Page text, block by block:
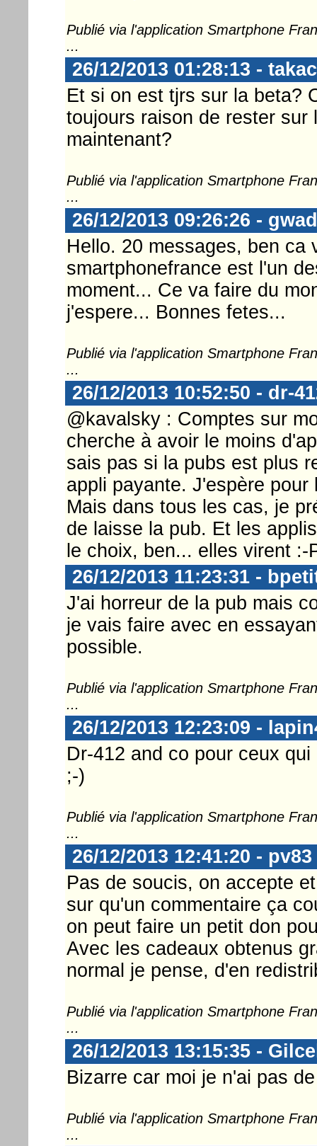
Publié via l'application Smartphone
...
26/12/2013 01:28:13 -
Et si on est tjrs sur la beta?
toujours raison de rester sur
maintenant?
Publié via l'application Smartphone
...
26/12/2013 09:26:26 -
Hello. 20 messages, ben ca
smartphonefrance est l'un
moment... Ce va faire du
j'espere... Bonnes fetes...
Publié via l'application Smartphone
...
26/12/2013 10:52:50 - dr-
@kavalsky : Comptes sur
cherche à avoir le moins
sais pas si la pubs est plus
appli payante. J'espère
Mais dans tous les cas, je
de laisse la pub. Et les
le choix, ben... elles virent :-
26/12/2013 11:23:31 -
J'ai horreur de la pub mais
je vais faire avec en
possible.
Publié via l'application Smartphone
...
26/12/2013 12:23:09 -
Dr-412 and co pour ceux
;-)
Publié via l'application Smartphone
...
26/12/2013 12:41:20 - pv83
Pas de soucis, on accepte
sur qu'un commentaire ça
on peut faire un petit don
Avec les cadeaux obtenus
normal je pense, d'en
Publié via l'application Smartphone
...
26/12/2013 13:15:35 -
Bizarre car moi je n'ai pas
Publié via l'application Smartphone
...